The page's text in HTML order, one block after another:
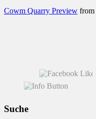
Cowm Quarry Preview from
Suche